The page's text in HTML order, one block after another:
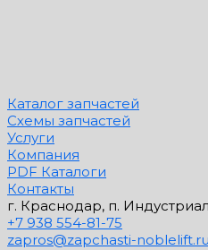
Каталог запчастей
Схемы запчастей
Услуги
Компания
PDF Каталоги
Контакты
г. Краснодар, п.
+7 938 554-81-75
zapros@zapchasti-noblelift.ru